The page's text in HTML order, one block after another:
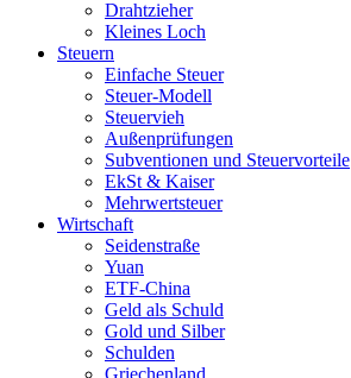
Drahtzieher
Kleines Loch
Steuern
Einfache Steuer
Steuer-Modell
Steuervieh
Außenprüfungen
Subventionen und Steuervorteile
EkSt & Kaiser
Mehrwertsteuer
Wirtschaft
Seidenstraße
Yuan
ETF-China
Geld als Schuld
Gold und Silber
Schulden
Griechenland